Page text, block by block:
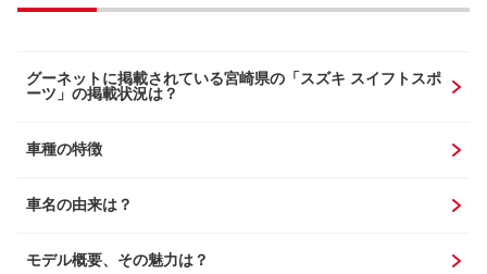
グーネットに掲載されている宮崎県の「スズキ スイフトスポ
ーツ」の掲載状況は？
車種の特徴
車名の由来は？
モデル概要、その魅力は？